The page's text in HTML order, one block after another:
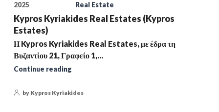
2025
Real Estate
Kypros Kyriakides Real Estates (Kypros
Estates)
Η Kypros Kyriakides Real Estates, με έδρα τη
Βυζαντίου 21, Γραφείο 1,...
Continue reading
by Kypros Kyriakides